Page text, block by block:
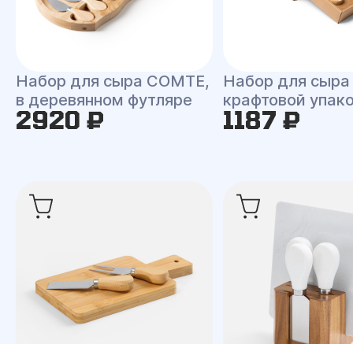
Набор для сыра COMTE,
в деревянном футляре
2920 ₽
Набор для сыра
крафтовой
1187 ₽